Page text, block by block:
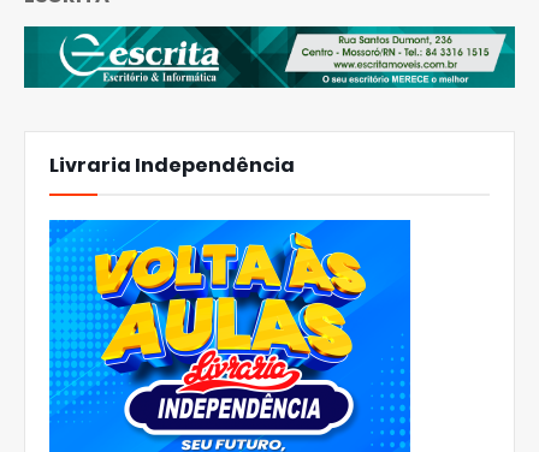
Livraria Independência